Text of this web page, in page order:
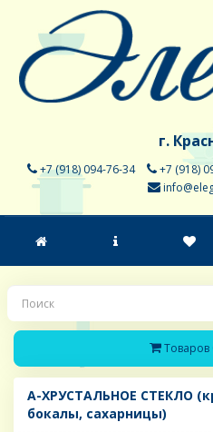
г.
+7 (918) 094-76-34 +7 (918)
Товаров
A-ХРУСТАЛЬНОЕ СТЕКЛО
бокалы, сахарницы)